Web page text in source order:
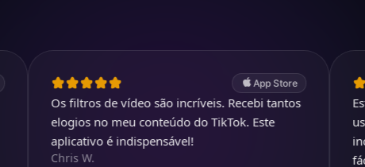
Os filtros de vídeo são incríveis. Recebi tantos
elogios no meu conteúdo do TikTok. Este
aplicativo é indispensável!
Este
usando há